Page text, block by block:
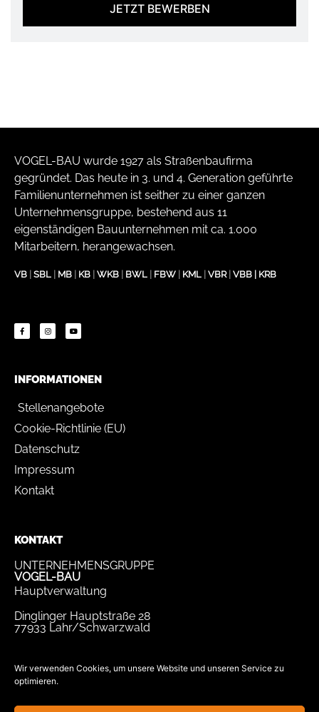
Wir verwenden Cookies, um unsere Website und unseren Service zu
optimieren.
JETZT BEWERBEN
VOGEL-BAU wurde 1927 als Straßenbaufirma
gegründet. Das heute in 3. und 4. Generation geführte
Familienunternehmen ist seither zu einer ganzen
Unternehmensgruppe, bestehend aus 11
eigenständigen Bauunternehmen mit ca. 1.000
Mitarbeitern, herangewachsen.
VB SBL MB KB WKB BWL FBW KML VBR| VBB KRB
INFORMATIONEN
Stellenangebote
Cookie-Richtlinie (EU)
Datenschutz
Impressum
Kontakt
KONTAKT
UNTERNEHMENSGRUPPE
VOGEL-BAU
Hauptverwaltung
Dinglinger Hauptstraße 28
77933 Lahr/Schwarzwald
bewerbung@vogel-bau.de
info@vogel-bau.de